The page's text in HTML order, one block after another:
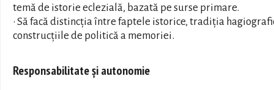
temă de istorie eclezială, bazată pe surse primare.
• Să facă distincția între faptele istorice, tradiția
construcțiile de politică a memoriei.
Responsabilitate și autonomie